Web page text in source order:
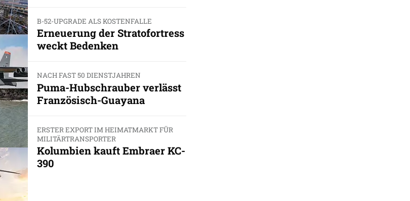
B-52-UPGRADE ALS KOSTENFALLE
Erneuerung der Stratofortress
weckt Bedenken
NACH FAST 50 DIENSTJAHREN
Puma-Hubschrauber verlässt
Französisch-Guayana
ERSTER EXPORT IM HEIMATMARKT FÜR
MILITÄRTRANSPORTER
Kolumbien kauft Embraer KC-
390